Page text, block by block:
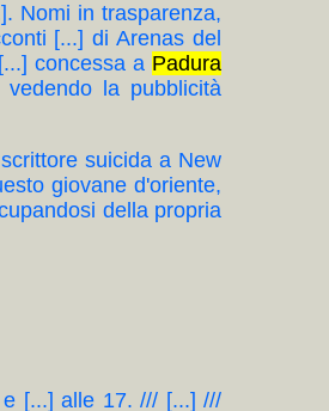
Nomi in trasparenza,
[...] di Arenas del
concessa a Padura
la pubblicità
suicida a New
giovane d'oriente,
della propria
[...] alle 17. /// [...] ///